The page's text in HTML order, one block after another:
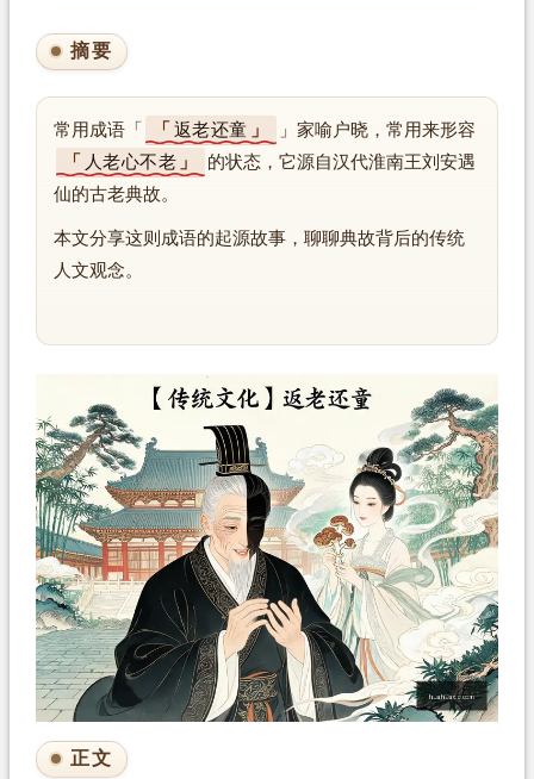
摘要
常用成语「 返老还童
」家喻户晓，常用来形容
人老心不老
的状态，它源自汉代淮南王刘安遇
仙的古老典故。
本文分享这则成语的起源故事，聊聊典故背后的传统
人文观念。
正文